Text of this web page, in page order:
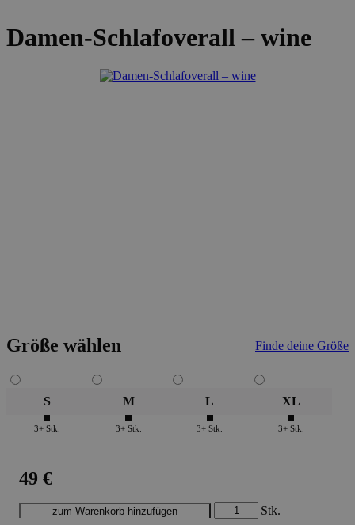
Damen-Schlafoverall – wine
Größe wählen Finde deine Größe
S
3+ Stk.
M
3+ Stk.
L
3+ Stk.
XL
3+ Stk.
49 €
Stk.